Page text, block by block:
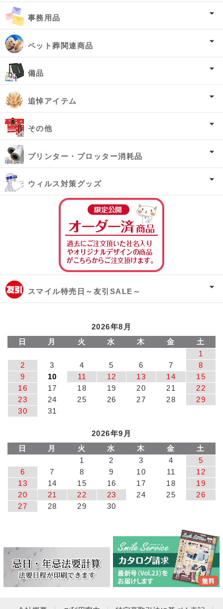
事務用品
ペット葬関連商品
備品
追悼アイテム
その他
プリンター・プロッター消耗品
ウィルス対策グッズ
スマイル特売日～友引SALE～
2026年8月
日
月 火 水 木 金
土
1
2
3 4 5 6 7
8
9
10 11 12 13 14
15
16
17 18 19 20 21
22
23
24 25 26 27 28
29
30
31
2026年9月
日
月 火 水 木 金
土
1
2 3 4
5
6
7 8 9 10 11
12
13
14 15 16 17 18
19
20
21 22 23 24 25
26
27
28 29 30